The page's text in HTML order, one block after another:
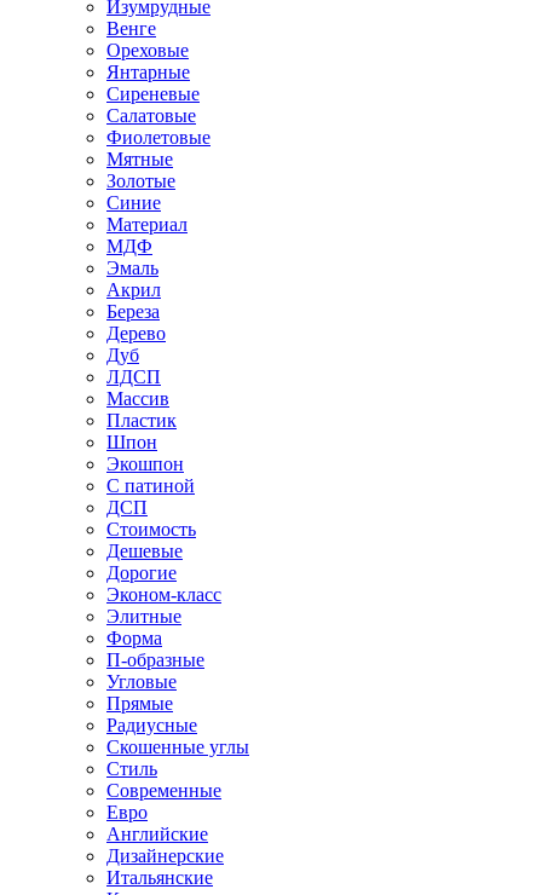
Изумрудные
Венге
Ореховые
Янтарные
Сиреневые
Салатовые
Фиолетовые
Мятные
Золотые
Синие
Материал
МДФ
Эмаль
Акрил
Береза
Дерево
Дуб
ЛДСП
Массив
Пластик
Шпон
Экошпон
С патиной
ДСП
Стоимость
Дешевые
Дорогие
Эконом-класс
Элитные
Форма
П-образные
Угловые
Прямые
Радиусные
Скошенные углы
Стиль
Современные
Евро
Английские
Дизайнерские
Итальянские